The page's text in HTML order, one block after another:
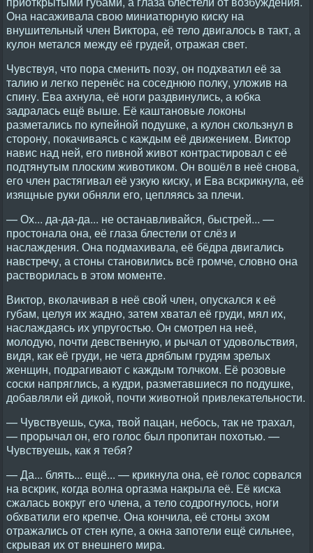
Она насаживала свою миниатюрную киску на
внушительный член Виктора, её тело двигалось в такт, а
кулон метался между её грудей, отражая свет.
Чувствуя, что пора сменить позу, он подхватил её за
талию и легко перенёс на соседнюю полку, уложив на
спину. Ева ахнула, её ноги раздвинулись, а юбка
задралась ещё выше. Её каштановые локоны
разметались по купейной подушке, а кулон скользнул в
сторону, покачиваясь с каждым её движением. Виктор
навис над ней, его пивной живот контрастировал с её
подтянутым плоским животиком. Он вошёл в неё снова,
его член растягивал её узкую киску, и Ева вскрикнула, её
изящные руки обняли его, цепляясь за плечи.
— Ох... да-да-да... не останавливайся, быстрей... —
простонала она, её глаза блестели от слёз и
наслаждения. Она подмахивала, её бёдра двигались
навстречу, а стоны становились всё громче, словно она
растворилась в этом моменте.
Виктор, вколачивая в неё свой член, опускался к её
губам, целуя их жадно, затем хватал её груди, мял их,
наслаждаясь их упругостью. Он смотрел на неё,
молодую, почти девственную, и рычал от удовольствия,
видя, как её груди, не чета дряблым грудям зрелых
женщин, подрагивают с каждым толчком. Её розовые
соски напряглись, а кудри, разметавшиеся по подушке,
добавляли ей дикой, почти животной привлекательности.
— Чувствуешь, сука, твой пацан, небось, так не трахал,
— прорычал он, его голос был пропитан похотью. —
Чувствуешь, как я тебя?
— Да... блять... ещё... — крикнула она, её голос сорвался
на вскрик, когда волна оргазма накрыла её. Её киска
сжалась вокруг его члена, а тело содрогнулось, ноги
обхватили его крепче. Она кончила, её стоны эхом
отражались от стен купе, а окна запотели ещё сильнее,
скрывая их от внешнего мира.